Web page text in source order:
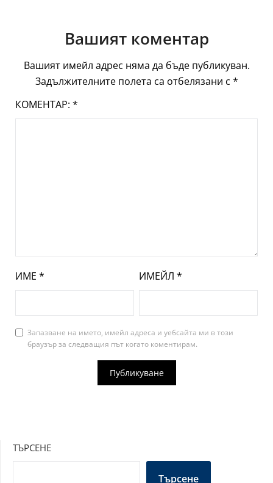
Вашият коментар
Вашият имейл адрес няма да бъде публикуван.
Задължителните полета са отбелязани с *
КОМЕНТАР: *
ИМЕ * ИМЕЙЛ *
Запазване на името, имейл адреса и уебсайта ми в този
браузър за следващия път когато коментирам.
ТЪРСЕНЕ
Търсене